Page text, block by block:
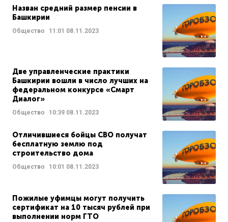
Назван средний размер пенсии в
Башкирии
Общество 11:01 08.11.2023
Две управленческие практики
Башкирии вошли в число лучших на
федеральном конкурсе «Смарт
Диалог»
Общество 10:39 08.11.2023
Отличившиеся бойцы СВО получат
бесплатную землю под
строительство дома
Общество 10:01 08.11.2023
Пожилые уфимцы могут получить
сертификат на 10 тысяч рублей при
выполнении норм ГТО